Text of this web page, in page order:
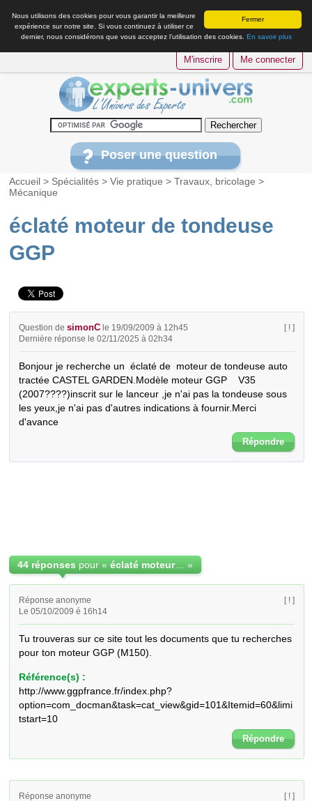
Fermer
Nous utilisons des cookies pour vous garantir la meilleure
expérience sur notre site. Si vous continuez à utiliser ce
dernier, nous considérons que vous acceptez l’utilisation des cookies. En savoir plus
M'inscrire Me connecter
Poser une question
Accueil > Spécialités >Vie pratique >Travaux, bricolage >
Mécanique
éclaté moteur de tondeuse
GGP
Question desimonC le 19/09/2009 à 12h45
Dernière réponse le 02/11/2025 à 02h34
[ ! ]
Bonjour je recherche un  éclaté de  moteur de tondeuse auto
tractée CASTEL GARDEN.Modèle moteur GGP    V35
(2007????)inscrit sur le lanceur ,je n'ai pas la tondeuse sous
les yeux,je n'ai pas d'autres indications à fournir.Merci
d'avance
Répondre
44 réponses pour « éclaté moteur de tondeuse GGP »
Réponse anonyme
Le 05/10/2009 é 16h14
[ ! ]
Tu trouveras sur ce site tout les documents que tu recherches
pour ton moteur GGP (M150).
Référence(s) :
http://www.ggpfrance.fr/index.php?
option=com_docman&task=cat_view&gid=101&Itemid=60&limi
tstart=10
Répondre
Réponse anonyme
[ ! ]